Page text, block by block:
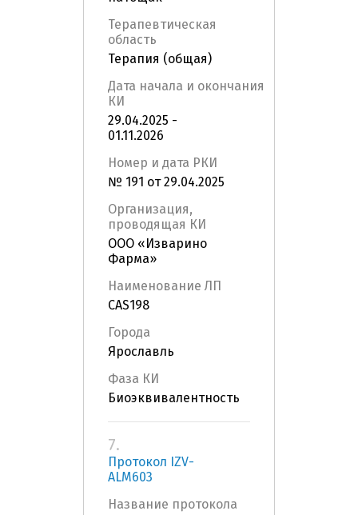
Терапевтическая
область
Терапия (общая)
Дата начала и окончания
КИ
29.04.2025 -
01.11.2026
Номер и дата РКИ
№ 191 от 29.04.2025
Организация,
проводящая КИ
ООО «Изварино
Фарма»
Наименование ЛП
CAS198
Города
Ярославль
Фаза КИ
Биоэквивалентность
7.
Протокол IZV-
ALM603
Название протокола